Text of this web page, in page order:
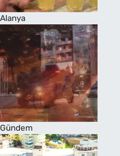
Alanya
Gündem